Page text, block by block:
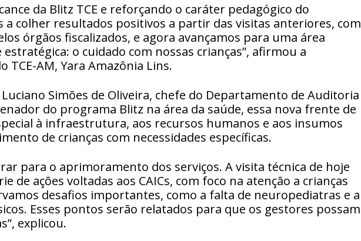
da Blitz TCE e reforçando o caráter pedagógico do
a colher resultados positivos a partir das visitas anteriores, com
órgãos fiscalizados, e agora avançamos para uma área
o cuidado com nossas crianças”, afirmou a
TCE-AM, Yara Amazônia Lins.
Simões de Oliveira, chefe do Departamento de Auditoria
do programa Blitz na área da saúde, essa nova frente de
à infraestrutura, aos recursos humanos e aos insumos
de crianças com necessidades específicas.
para o aprimoramento dos serviços. A visita técnica de hoje
de ações voltadas aos CAICs, com foco na atenção a crianças
desafios importantes, como a falta de neuropediatras e a
Esses pontos serão relatados para que os gestores possam
explicou.